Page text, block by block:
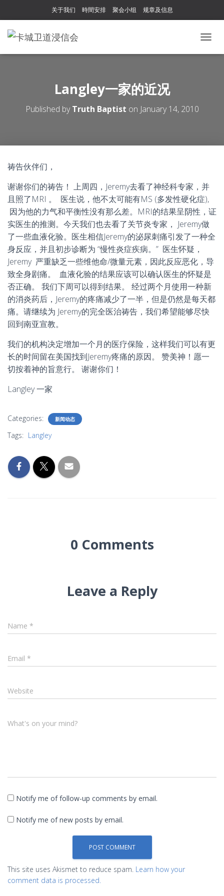
关于我们 時間安排 聚会小组 规章及信息
O
N
Langley一家的近况
Published byTruth Baptist on January 14, 2010
祷告伙伴们，
谢谢你们的祷告！ 上周四，Jeremy去看了神经科专家，并
且照了MRI 。 医生说，他不太可能有MS (多发性硬化症),
因为他的力气和平衡性没有那么差。MRI的结果呈阴性，证
实医生的推测。今天我们也去看了关节炎专家， Jeremy做
了一些血液化验。医生相信Jeremy的泌尿刺痛引发了一种全
身反应，并且初步诊断为 “慢性炎症疾病。” 医生怀疑，
Jeremy 严重缺乏一些维他命/微量元素，因此反应恶化，导
致全身剧痛。 血液化验的结果应该可以确认医生的怀疑是
否正确。 我们下周可以得到结果。 经过两个月使用一种新
的消炎药后，Jeremy的疼痛减少了一半，但是仍然是每天都
痛。请继续为 Jeremy的完全医治祷告，我们希望能够尽快
回到南亚宣教。
我们的机构决定增加一个月的医疗保险，这样我们可以有更
长的时间留在美国找到Jeremy疼痛的原因。 赞美神！愿一
切按着神的旨意行。 谢谢你们！
Langley 一家
Categories: 新闻动态
Tags: Langley
0 Comments
Leave a Reply
Name *
Email *
Website
What's on your mind?
Notify me of follow-up comments by email.
Notify me of new posts by email.
This site uses Akismet to reduce spam. Learn how your
comment data is processed.